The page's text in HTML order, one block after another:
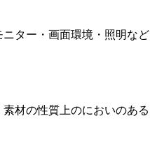
ター・画面環境・照明など
材の性質上のにおいのある